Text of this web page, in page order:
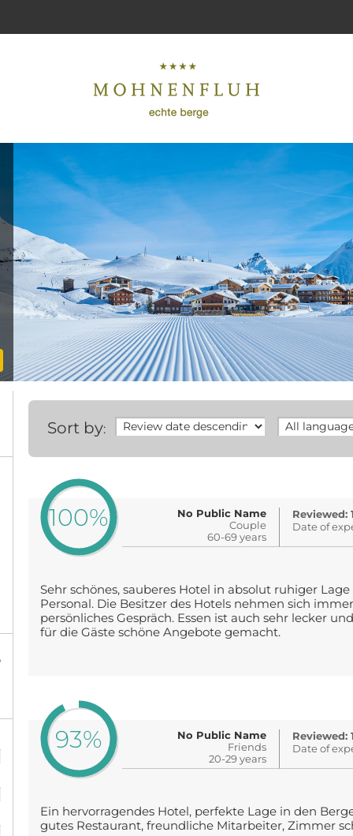
Sort by:
100%
No Public Name
Couple
60-69 years
Reviewed:
Date of
Sehr schönes, sauberes Hotel in absolut ruhiger
Personal. Die Besitzer des Hotels nehmen sich
persönliches Gespräch. Essen ist auch sehr lecker
für die Gäste schöne Angebote gemacht.
93%
No Public Name
Friends
20-29 years
Reviewed:
Date of
Ein hervorragendes Hotel, perfekte Lage in den
gutes Restaurant, freundliche Mitarbeiter, Zimmer